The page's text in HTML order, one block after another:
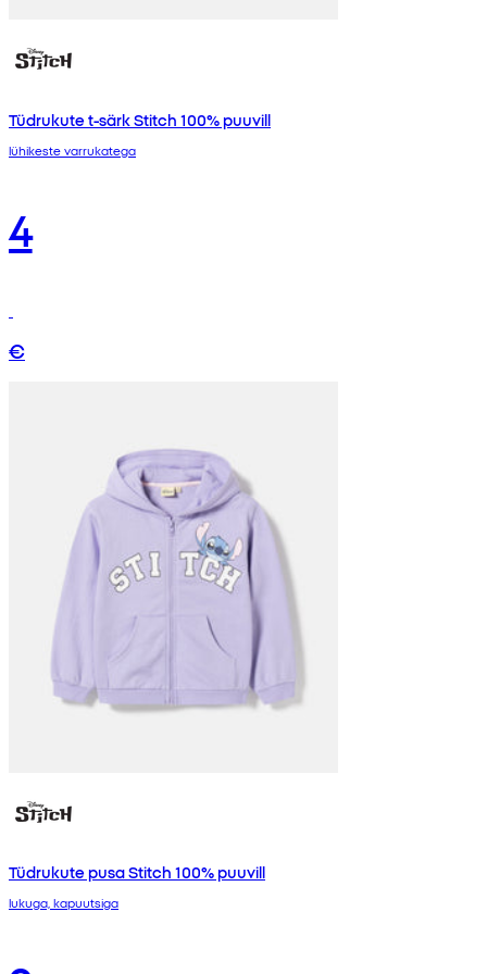
Tüdrukute t-särk Stitch 100% puuvill
lühikeste varrukatega
4
€
Tüdrukute pusa Stitch 100% puuvill
lukuga, kapuutsiga